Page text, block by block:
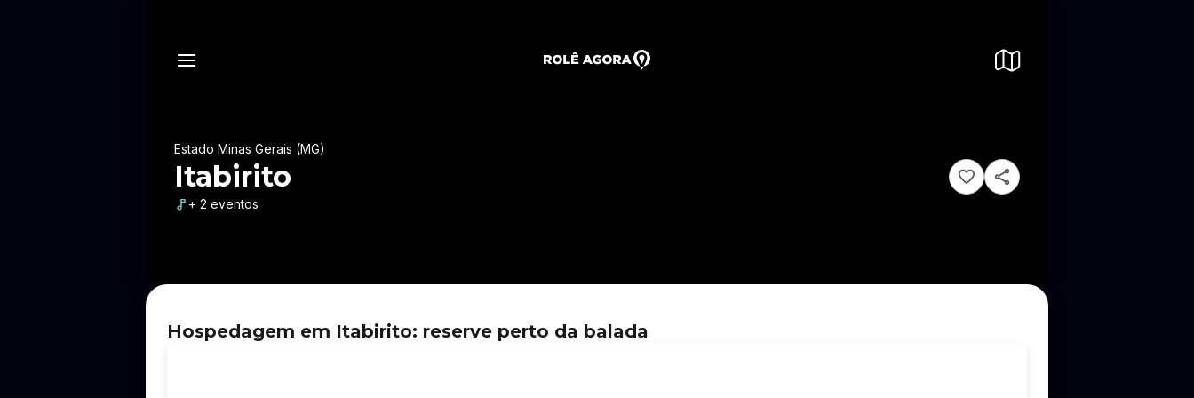
Estado Minas Gerais (MG)
Itabirito
+ 2 eventos
Hospedagem em Itabirito: reserve perto da balada